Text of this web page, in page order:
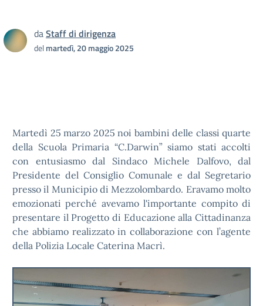
daStaff di dirigenza
delmartedì, 20 maggio 2025
Martedì 25 marzo 2025 noi bambini delle classi quarte
della Scuola Primaria “C.Darwin” siamo stati accolti
con entusiasmo dal Sindaco Michele Dalfovo, dal
Presidente del Consiglio Comunale e dal Segretario
presso il Municipio di Mezzolombardo. Eravamo molto
emozionati perché avevamo l'importante compito di
presentare il Progetto di Educazione alla Cittadinanza
che abbiamo realizzato in collaborazione con l’agente
della Polizia Locale Caterina Macrì.